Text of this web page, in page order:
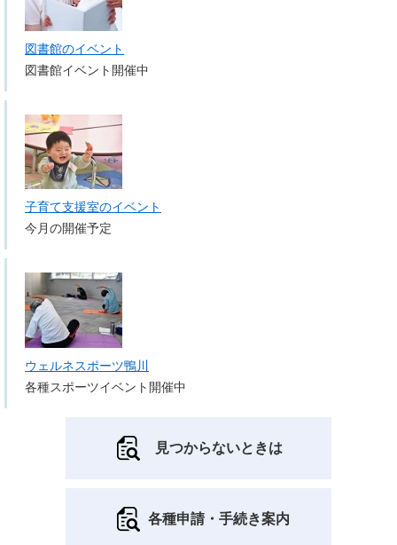
図書館のイベント
図書館イベント開催中
子育て支援室のイベント
今月の開催予定
ウェルネスポーツ鴨川
各種スポーツイベント開催中
見つからないときは
各種申請・手続き案内